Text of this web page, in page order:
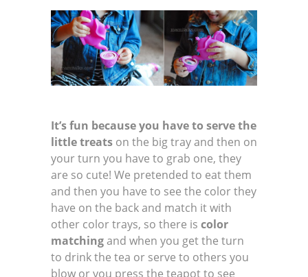
It’s fun because you have to serve the
little treats on the big tray and then on
your turn you have to grab one, they
are so cute! We pretended to eat them
and then you have to see the color they
have on the back and match it with
other color trays, so there is color
matchingand when you get the turn
to drink the tea or serve to others you
blow or you press the teapot to see